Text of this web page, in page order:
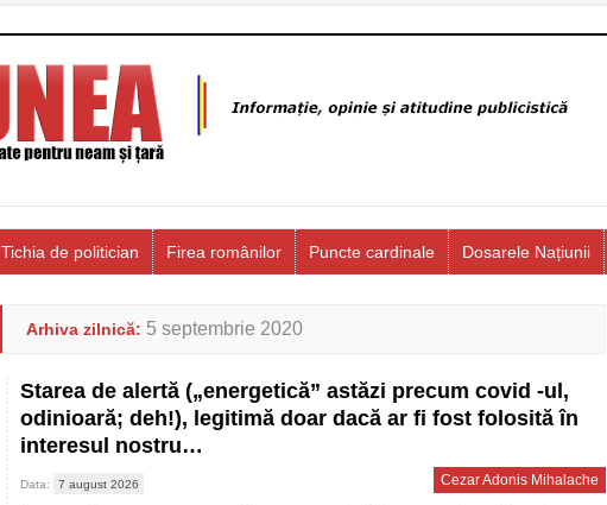
Tichia de politician Firea românilor Puncte cardinale Dosarele Națiunii
Arhiva zilnică: 5 septembrie 2020
Starea de alertă („energetică” astăzi precum covid -ul,
odinioară; deh!), legitimă doar dacă ar fi fost folosită în
interesul nostru…
Data: 7 august 2026 Cezar Adonis Mihalache